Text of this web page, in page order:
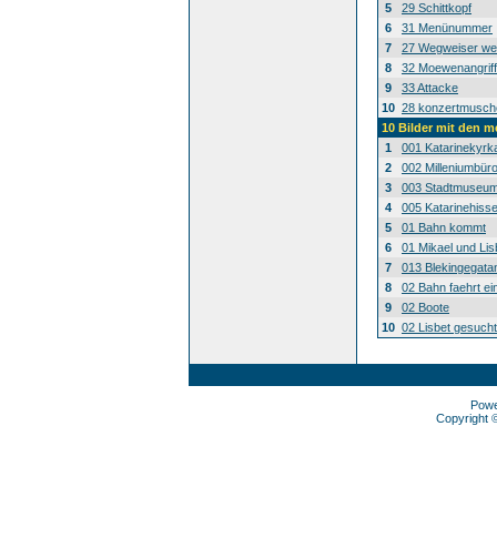
5
29 Schittkopf
6
31 Menünummer
7
27 Wegweiser
8
32 Moewenangriff
9
33 Attacke
10 28
10 Bilder mit den
1
001
2
002 Milleniumbüro
3
003
4
005
5
01 Bahn kommt
6
01 Mikael und
7
013
8
02 Bahn faehrt
9
02 Boote
10 02 Lisbet gesucht
Copyright